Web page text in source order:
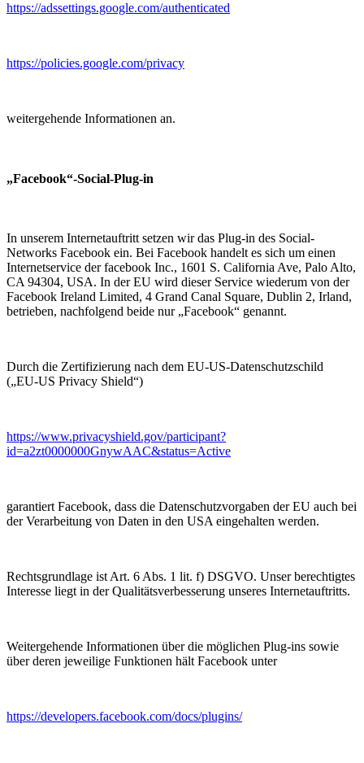
https://adssettings.google.com/authenticated
https://policies.google.com/privacy
weitergehende Informationen an.
„Facebook“-Social-Plug-in
In unserem Internetauftritt setzen wir das Plug-in des Social-
Networks Facebook ein. Bei Facebook handelt es sich um einen
Internetservice der facebook Inc., 1601 S. California Ave, Palo Alto,
CA 94304, USA. In der EU wird dieser Service wiederum von der
Facebook Ireland Limited, 4 Grand Canal Square, Dublin 2, Irland,
betrieben, nachfolgend beide nur „Facebook“ genannt.
Durch die Zertifizierung nach dem EU-US-Datenschutzschild
(„EU-US Privacy Shield“)
https://www.privacyshield.gov/participant?
id=a2zt0000000GnywAAC&status=Active
garantiert Facebook, dass die Datenschutzvorgaben der EU auch bei
der Verarbeitung von Daten in den USA eingehalten werden.
Rechtsgrundlage ist Art. 6 Abs. 1 lit. f) DSGVO. Unser berechtigtes
Interesse liegt in der Qualitätsverbesserung unseres Internetauftritts.
Weitergehende Informationen über die möglichen Plug-ins sowie
über deren jeweilige Funktionen hält Facebook unter
https://developers.facebook.com/docs/plugins/